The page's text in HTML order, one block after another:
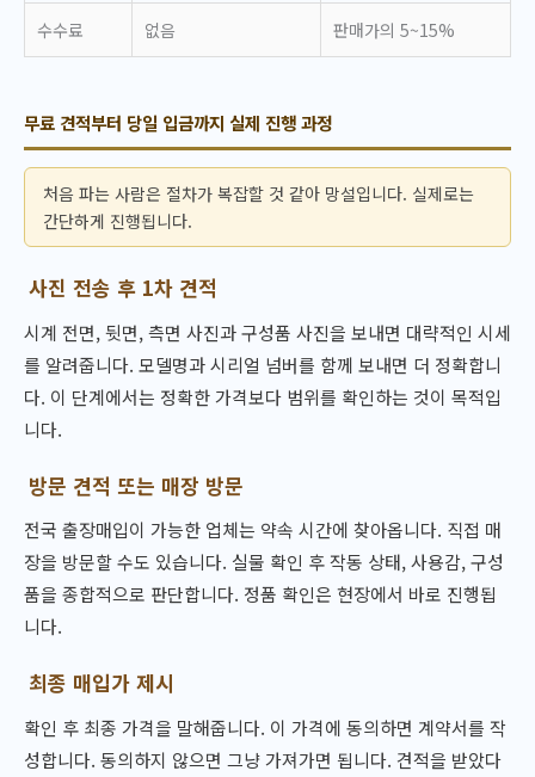
수수료 없음 판매가의 5~15%
무료 견적부터 당일 입금까지 실제 진행 과정
처음 파는 사람은 절차가 복잡할 것 같아 망설입니다. 실제로는
간단하게 진행됩니다.
사진 전송 후 1차 견적
시계 전면, 뒷면, 측면 사진과 구성품 사진을 보내면 대략적인 시세
를 알려줍니다. 모델명과 시리얼 넘버를 함께 보내면 더 정확합니
다. 이 단계에서는 정확한 가격보다 범위를 확인하는 것이 목적입
니다.
방문 견적 또는 매장 방문
전국 출장매입이 가능한 업체는 약속 시간에 찾아옵니다. 직접 매
장을 방문할 수도 있습니다. 실물 확인 후 작동 상태, 사용감, 구성
품을 종합적으로 판단합니다. 정품 확인은 현장에서 바로 진행됩
니다.
최종 매입가 제시
확인 후 최종 가격을 말해줍니다. 이 가격에 동의하면 계약서를 작
성합니다. 동의하지 않으면 그냥 가져가면 됩니다. 견적을 받았다